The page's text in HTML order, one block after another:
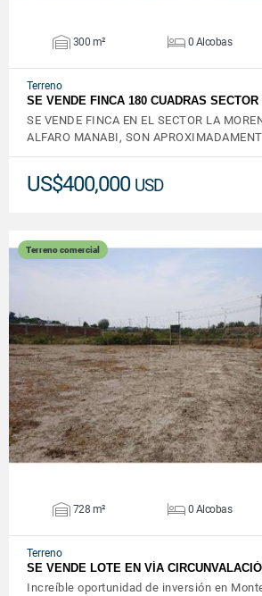
300 m² 0 Alcobas
Terreno
SE VENDE FINCA 180 CUADRAS
SE VENDE FINCA EN EL SECTOR LA
ALFARO MANABI, SON
US$400,000 USD
Terreno comercial
VER DETALLES
728 m² 0 Alcobas
Terreno
SE VENDE LOTE EN VÍA
Increíble oportunidad de inversión en